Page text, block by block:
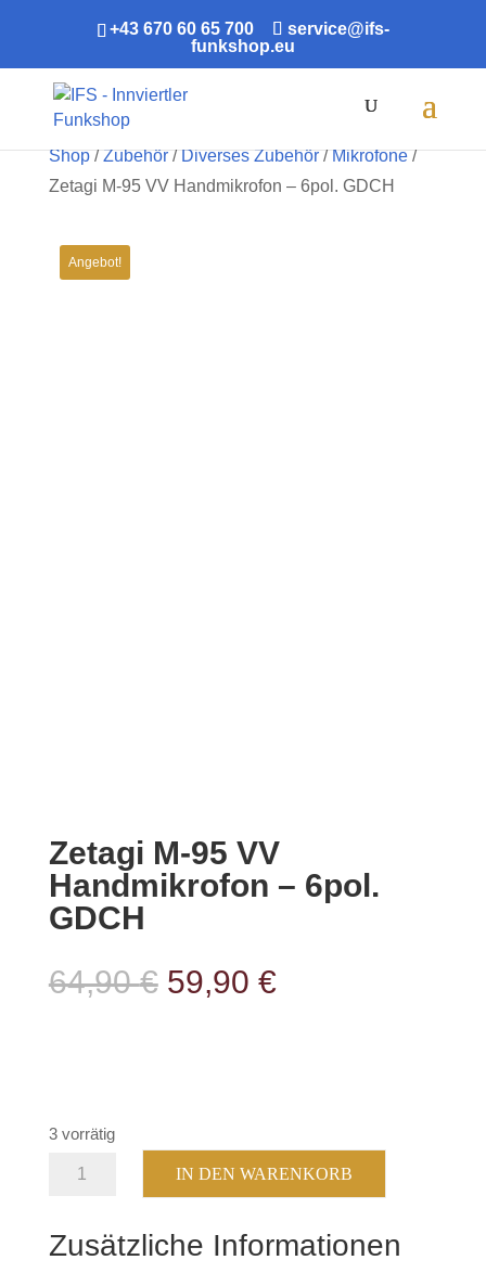
+43 670 60 65 700
service@ifs-
funkshop.eu
Shop/Zubehör/Diverses Zubehör/Mikrofone/
Zetagi M-95 VV Handmikrofon – 6pol. GDCH
Angebot!
Zetagi M-95 VV
Handmikrofon – 6pol.
GDCH
64,90€ Ursprünglicher
59,90 €Aktueller
3 vorrätig
Zetagi
VV
IN DEN WARENKORB
Zusätzliche Informationen